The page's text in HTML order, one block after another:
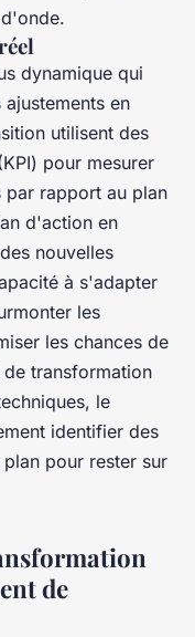
dynamique qui
en
utilisent des
pour mesurer
par rapport au plan
d'action en
nouvelles
à s'adapter
les
les chances de
transformation
le
identifier des
pour rester sur
de